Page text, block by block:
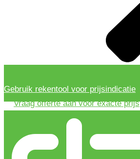
Gebruik rekentool voor prijsindicatie
Vraag offerte aan voor exacte prijs